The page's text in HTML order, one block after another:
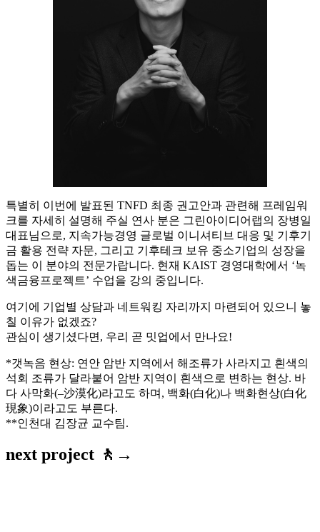
특별히 이번에 발표된 TNFD 최종 권고안과 관련해 프레임워
크를 자세히 설명해 주실 연사 분은 그린아이디어랩의 장병일
대표님으로, 지속가능경영 글로벌 이니셔티브 대응 및 기후기
금 활용 전략 자문, 그리고 기후테크 보유 중소기업의 성장을
돕는 이 분야의 전문가랍니다. 현재 KAIST 경영대학에서 ‘녹
색금융프로젝트’ 수업을 강의 중입니다.
여기에 기업별 상담과 네트워킹 자리까지 마련되어 있으니 놓
칠 이유가 없겠죠?
관심이 생기셨다면, 우리 곧 밋업에서 만나요!
*갯녹음 현상: 연안 암반 지역에서 해조류가 사라지고 흰색의
석회 조류가 달라붙어 암반 지역이 흰색으로 변하는 현상. 바
다 사막화(–沙漠化)라고도 하며, 백화(白化)나 백화현상(白化
現象)이라고도 부른다.
**인천대 김장균 교수팀.
next project 🚶→